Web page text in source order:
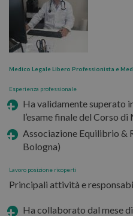
Medico Legale Libero Professionista e
Esperienza professionale
Ha validamente superato
l’esame finale del Corso
Associazione Equilibrio &
Bologna)
Lavoro posizione ricoperti
Principali attività e
Ha collaborato dal mese